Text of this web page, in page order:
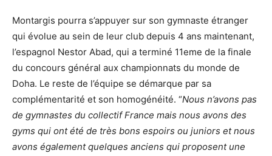
Montargis pourra s’appuyer sur son gymnaste étranger
qui évolue au sein de leur club depuis 4 ans maintenant,
l’espagnol Nestor Abad, qui a terminé 11eme de la finale
du concours général aux championnats du monde de
Doha. Le reste de l’équipe se démarque par sa
complémentarité et son homogénéité. “Nous n’avons pas
de gymnastes du collectif France mais nous avons des
gyms qui ont été de très bons espoirs ou juniors et nous
avons également quelques anciens qui proposent une